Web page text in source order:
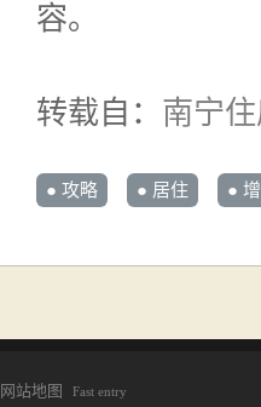
容。
转载自： 南宁
● 攻略 ● 居住 ●
网站地图 Fast entry